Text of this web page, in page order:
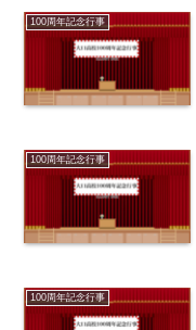
100周年記念行事
100周年記念行事
100周年記念行事